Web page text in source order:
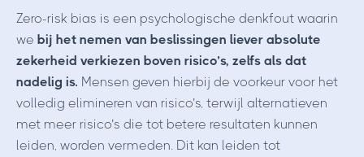
Zero-risk bias is een psychologische denkfout waarin
we bij het nemen van beslissingen liever absolute
zekerheid verkiezen boven risico’s, zelfs als dat
nadelig is. Mensen geven hierbij de voorkeur voor het
volledig elimineren van risico’s, terwijl alternatieven
met meer risico’s die tot betere resultaten kunnen
leiden, worden vermeden. Dit kan leiden tot